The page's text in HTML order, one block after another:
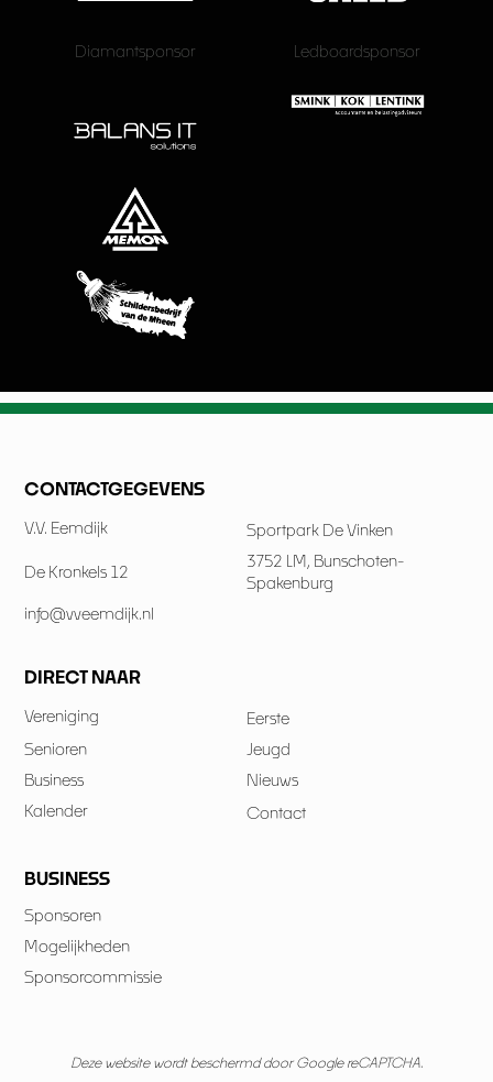
Diamantsponsor Ledboardsponsor
CONTACTGEGEVENS
V.V. Eemdijk Sportpark De Vinken
De Kronkels 12
3752 LM, Bunschoten-
Spakenburg
info@vveemdijk.nl
DIRECT NAAR
Vereniging
Eerste
Senioren
Jeugd
Business
Nieuws
Kalender
Contact
BUSINESS
Sponsoren
Mogelijkheden
Sponsorcommissie
Deze website wordt beschermd door Google reCAPTCHA.